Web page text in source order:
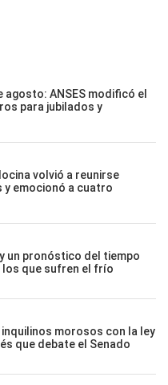
agosto: ANSES modificó el
para jubilados y
volvió a reunirse
y emocionó a cuatro
un pronóstico del tiempo
los que sufren el frío
inquilinos morosos con la ley
que debate el Senado